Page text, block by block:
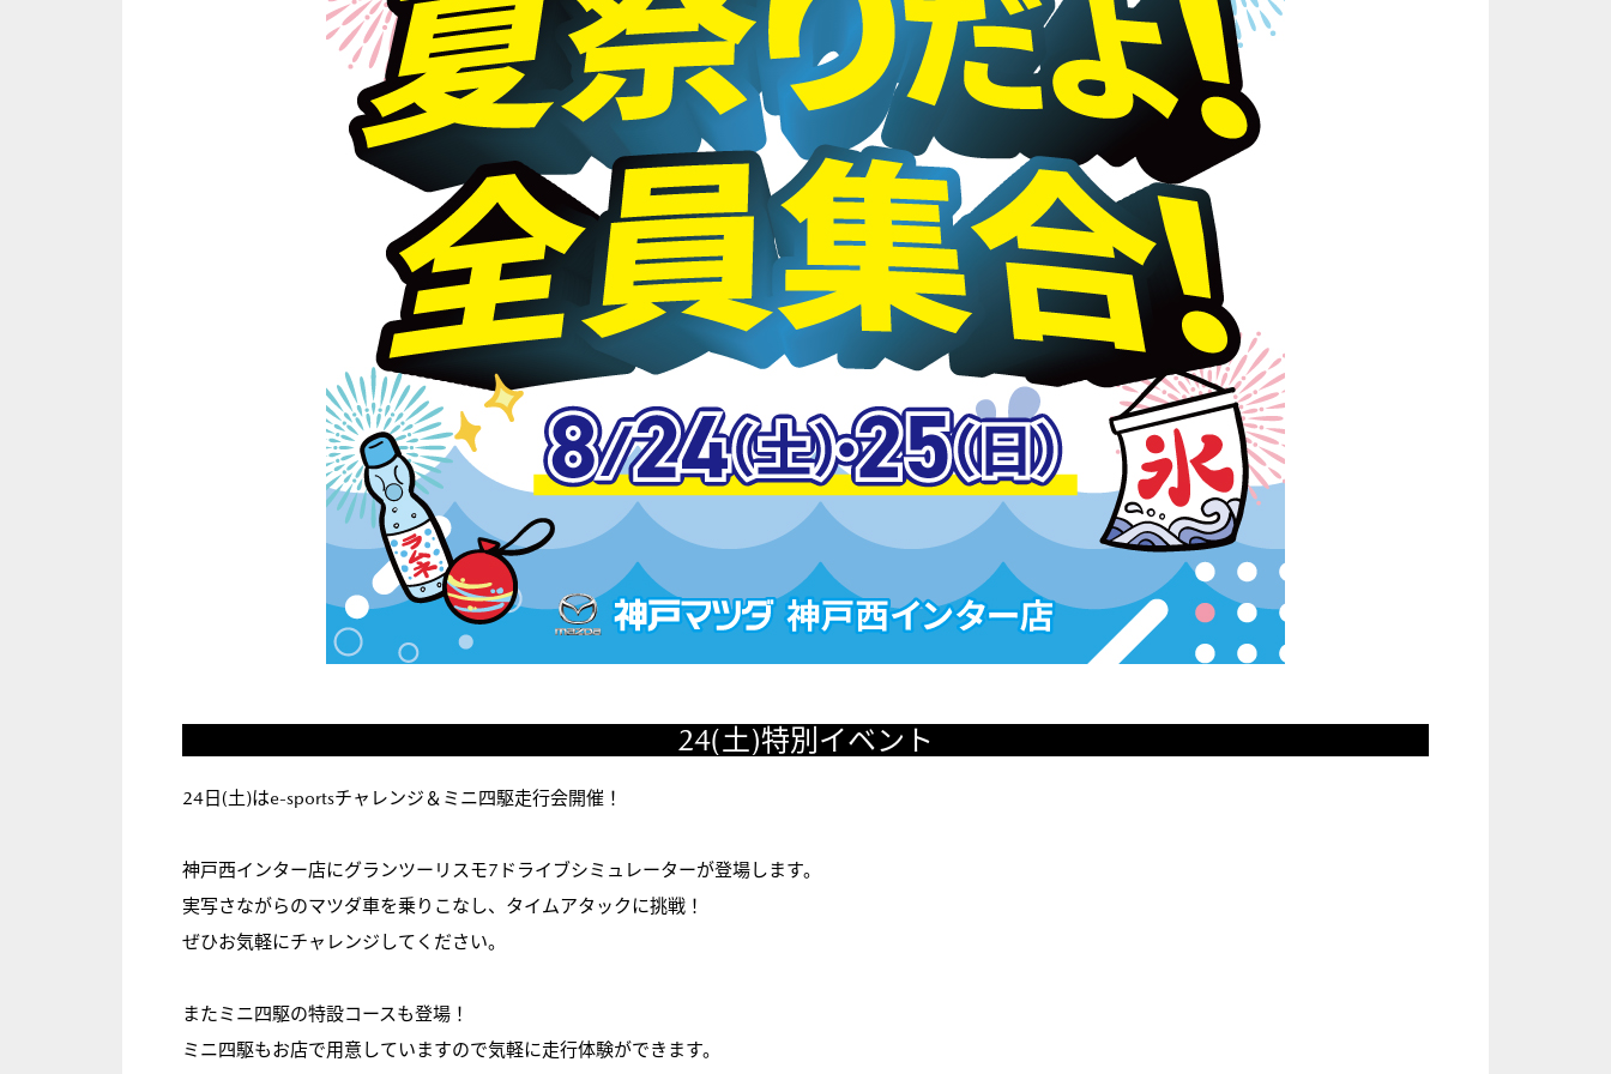
24(土)特別イベント
24日(土)はe-sportsチャレンジ＆ミニ四駆走行会開催！
神戸西インター店にグランツーリスモ7ドライブシミュレーターが登場します。
実写さながらのマツダ車を乗りこなし、タイムアタックに挑戦！
ぜひお気軽にチャレンジしてください。
またミニ四駆の特設コースも登場！
ミニ四駆もお店で用意していますので気軽に走行体験ができます。